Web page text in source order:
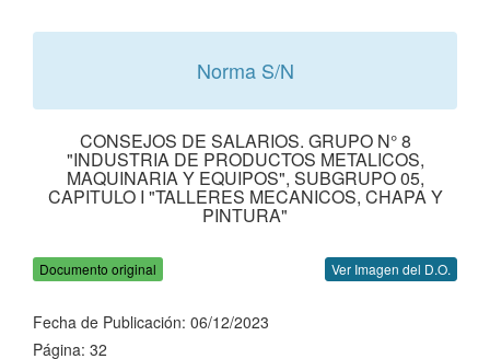
Norma S/N
CONSEJOS DE SALARIOS. GRUPO N° 8
"INDUSTRIA DE PRODUCTOS METALICOS,
MAQUINARIA Y EQUIPOS", SUBGRUPO 05,
CAPITULO I "TALLERES MECANICOS, CHAPA Y
PINTURA"
Documento original Ver Imagen del D.O.
Fecha de Publicación: 06/12/2023
Página: 32